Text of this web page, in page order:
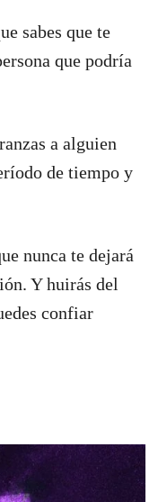
sabes que te
que podría
a alguien
de tiempo y
nunca te dejará
Y huirás del
confiar